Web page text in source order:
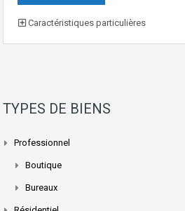
Caractéristiques particulières
TYPES DE BIENS
Professionnel
Boutique
Bureaux